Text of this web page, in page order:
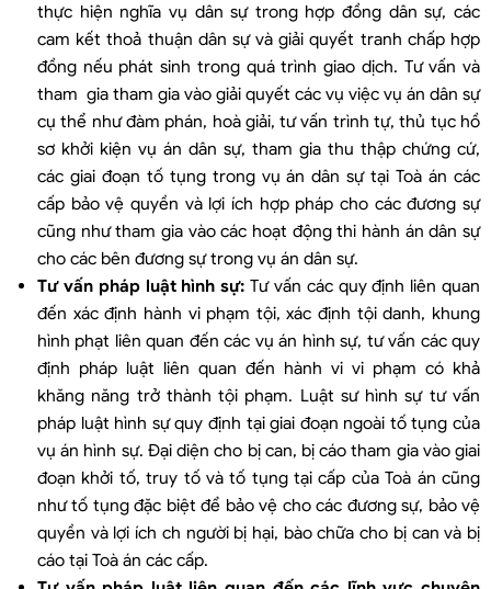
thực hiện nghĩa vụ dân sự trong hợp đồng dân sự, các
cam kết thoả thuận dân sự và giải quyết tranh chấp hợp
đồng nếu phát sinh trong quá trình giao dịch. Tư vấn và
tham gia tham gia vào giải quyết các vụ việc vụ án dân sự
cụ thể như đàm phán, hoà giải, tư vấn trình tự, thủ tục hồ
sơ khởi kiện vụ án dân sự, tham gia thu thập chứng cứ,
các giai đoạn tố tụng trong vụ án dân sự tại Toà án các
cấp bảo vệ quyền và lợi ích hợp pháp cho các đương sự
cũng như tham gia vào các hoạt động thi hành án dân sự
cho các bên đương sự trong vụ án dân sự.
Tư vấn pháp luật hình sự: Tư vấn các quy định liên quan
đến xác định hành vi phạm tội, xác định tội danh, khung
hình phạt liên quan đến các vụ án hình sự, tư vấn các quy
định pháp luật liên quan đến hành vi vi phạm có khả
khăng năng trở thành tội phạm. Luật sư hình sự tư vấn
pháp luật hình sự quy định tại giai đoạn ngoài tố tụng của
vụ án hình sự. Đại diện cho bị can, bị cáo tham gia vào giai
đoạn khởi tố, truy tố và tố tụng tại cấp của Toà án cũng
như tố tụng đặc biệt để bảo vệ cho các đương sự, bảo vệ
quyền và lợi ích ch người bị hại, bào chữa cho bị can và bị
cáo tại Toà án các cấp.